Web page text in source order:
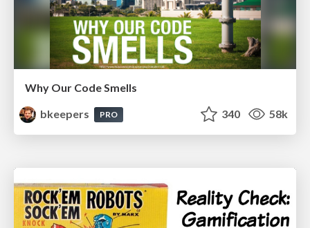
Why Our Code Smells
bkeepers
PRO 340 58k